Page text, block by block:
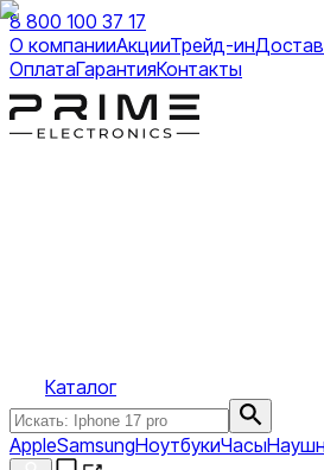
8 800 100 37 17
О компанииАкцииТрейд-ин
ОплатаГарантияКонтакты
Каталог
AppleSamsungНоутбукиЧасы